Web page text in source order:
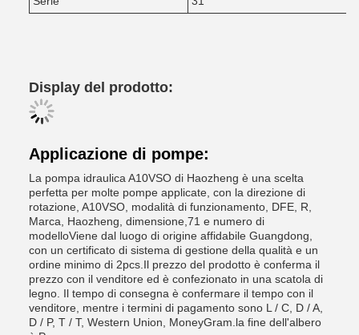
Display del prodotto:
Applicazione di pompe:
La pompa idraulica A10VSO di Haozheng è una scelta
perfetta per molte pompe applicate, con la direzione di
rotazione, A10VSO, modalità di funzionamento, DFE, R,
Marca, Haozheng, dimensione,71 e numero di
modelloViene dal luogo di origine affidabile Guangdong,
con un certificato di sistema di gestione della qualità e un
ordine minimo di 2pcs.Il prezzo del prodotto è conferma il
prezzo con il venditore ed è confezionato in una scatola di
legno. Il tempo di consegna è confermare il tempo con il
venditore, mentre i termini di pagamento sono L / C, D / A,
D / P, T / T, Western Union, MoneyGram.la fine dell'albero